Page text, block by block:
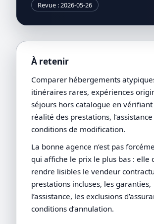
Revue : 2026-05-26
À retenir
Comparer hébergements
itinéraires rares, expériences
séjours hors catalogue en
réalité des prestations,
conditions de modification.
La bonne agence n’est pas
qui affiche le prix le plus bas : elle
rendre lisibles le vendeur
prestations incluses, les garanties,
l’assistance, les exclusions
conditions d’annulation.